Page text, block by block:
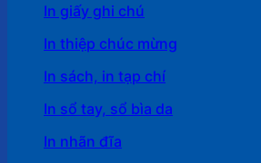
In giấy ghi chú
In thiệp chúc mừng
In sách, in tạp chí
In sổ tay, sổ bìa da
In nhãn đĩa